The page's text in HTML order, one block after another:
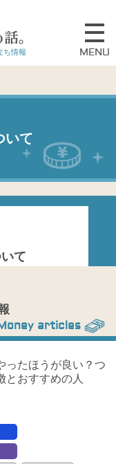
ち情報 MENU
いて
て
articles
ったほうが良い？つ
とおすすめの人